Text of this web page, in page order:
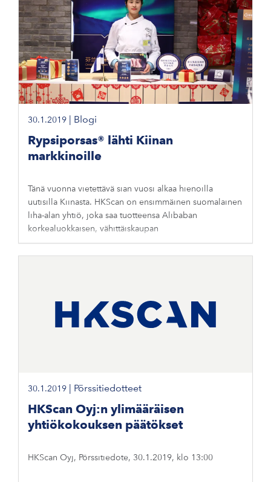
30.1.2019 Blogi
Rypsiporsas® lähti Kiinan
markkinoille
Tänä vuonna vietettävä sian vuosi alkaa hienoilla
uutisilla Kiinasta. HKScan on ensimmäinen suomalainen
liha-alan yhtiö, joka saa tuotteensa Alibaban
korkealuokkaisen, vähittäiskaupan
30.1.2019 Pörssitiedotteet
HKScan Oyj:n ylimääräisen
yhtiökokouksen päätökset
HKScan Oyj, Pörssitiedote, 30.1.2019, klo 13:00